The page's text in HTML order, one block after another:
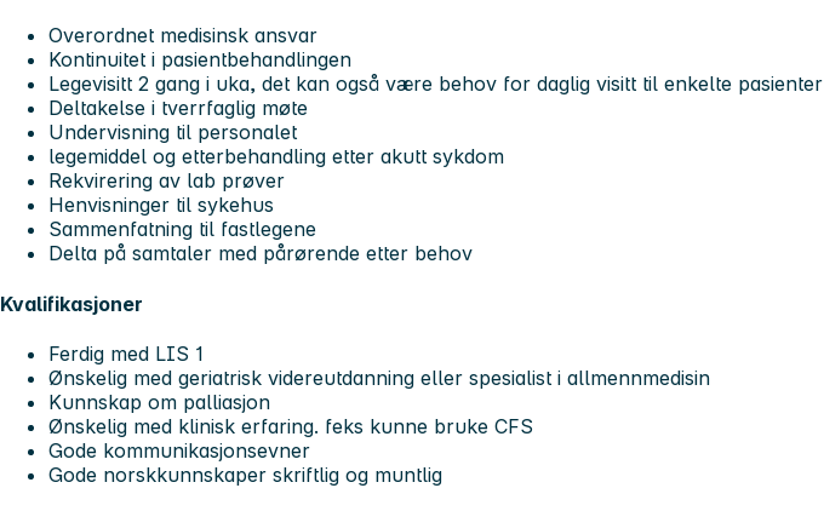
Overordnet medisinsk ansvar
Kontinuitet i pasientbehandlingen
Legevisitt 2 gang i uka, det kan også være behov for daglig visitt til enkelte pasienter
Deltakelse i tverrfaglig møte
Undervisning til personalet
legemiddel og etterbehandling etter akutt sykdom
Rekvirering av lab prøver
Henvisninger til sykehus
Sammenfatning til fastlegene
Delta på samtaler med pårørende etter behov
Kvalifikasjoner
Ferdig med LIS 1
Ønskelig med geriatrisk videreutdanning eller spesialist i allmennmedisin
Kunnskap om palliasjon
Ønskelig med klinisk erfaring. feks kunne bruke CFS
Gode kommunikasjonsevner
Gode norskkunnskaper skriftlig og muntlig